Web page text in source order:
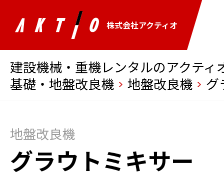
株式会社アクティオ
建設機械・重機レンタルのアクティ
基礎・地盤改良機
地盤改良機 グ
地盤改良機
グラウトミキサー